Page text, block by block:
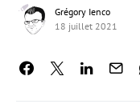
Grégory Ienco
18 juillet 2021